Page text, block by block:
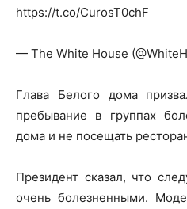
https://t.co/CurosT0chF
— The White House
Глава Белого дома
пребывание в группах
дома и не посещать
Президент сказал, что
очень болезненными.